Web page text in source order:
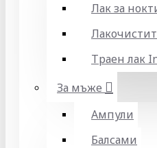
Лак за
Траен лак
За мъже
Ампули
Балсами